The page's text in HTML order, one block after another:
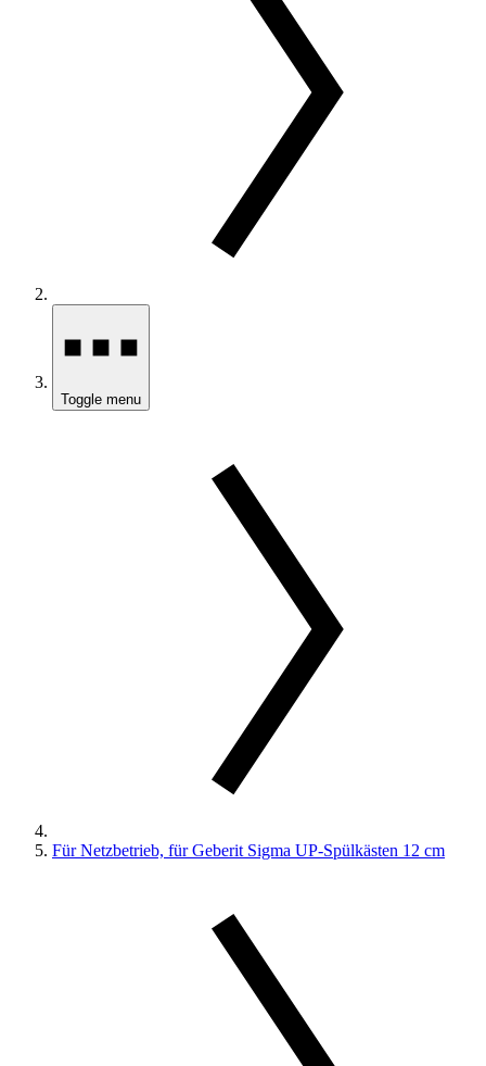
Toggle menu
Für Netzbetrieb, für Geberit Sigma UP-Spülkästen 12 cm